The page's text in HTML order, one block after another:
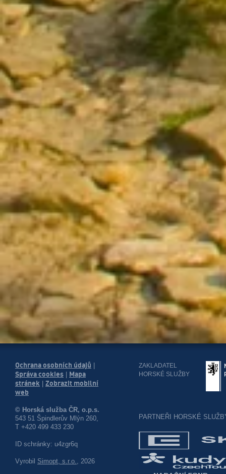
Ochrana osobních údajů
Správa cookies
Mapa
stránek
Zobrazit mobilní
web
© Horská služba ČR, o.p.s.
543 51 Špindlerův Mlýn 260,
T +420 499 433 230
ID schránky: u4zgr6q
Vyrobil Simopt, s.r.o., 2026
ZAKLADATEL
HORSKÉ SLUŽBY
PARTNEŘI HORSKÉ